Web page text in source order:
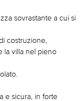
sovrastante a cui si
costruzione,
la villa nel pieno
e sicura, in forte